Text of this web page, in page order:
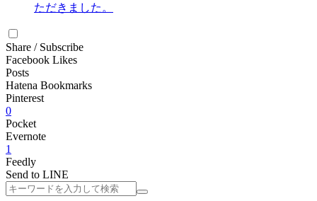
ただきました。
Share / Subscribe
Facebook Likes
Posts
Hatena Bookmarks
Pinterest
0
Pocket
Evernote
1
Feedly
Send to LINE
検